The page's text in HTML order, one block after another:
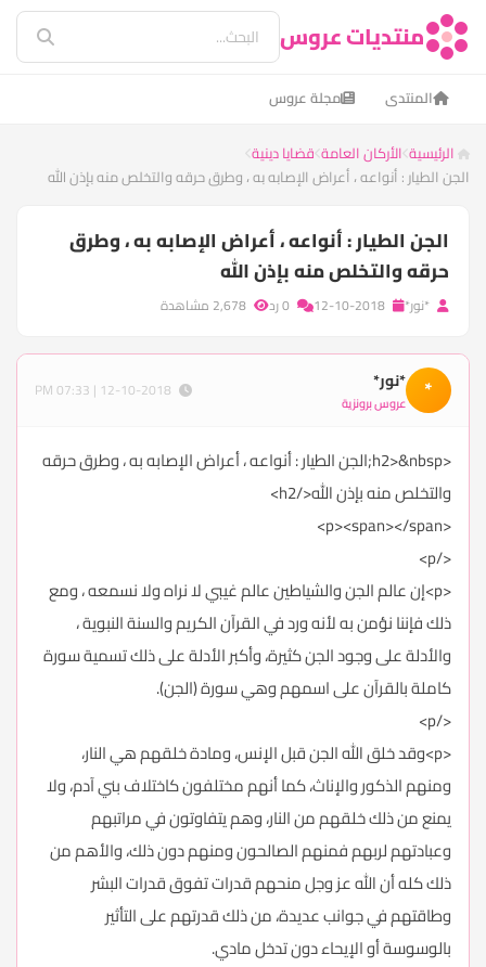
منتديات عروس
المنتدى مجلة عروس
الرئيسية الأركان العامة قضايا دينية
​الجن الطيار : أنواعه ، أعراض الإصابه به ، وطرق حرقه والتخلص منه بإذن الله
​الجن الطيار : أنواعه ، أعراض الإصابه به ، وطرق
حرقه والتخلص منه بإذن الله
*نور*
* *نور*
عروس برونزية
<h2>&nbsp;الجن الطيار : أنواعه ، أعراض الإصابه به ، وطرق حرقه
والتخلص منه بإذن الله</h2>
<p><span></span>
</p>
<p>إن عالم الجن والشياطين عالم غيبي لا نراه ولا نسمعه ، ومع
ذلك فإننا نؤمن به لأنه ورد في القرآن الكريم والسنة النبوية ،
والأدلة على وجود الجن كثيرة، وأكبر الأدلة على ذلك تسمية سورة
كاملة بالقرآن على اسمهم وهي سورة (الجن).
</p>
<p>وقد خلق الله الجن قبل الإنس، ومادة خلقهم هي النار،
ومنهم الذكور والإناث، كما أنهم مختلفون كاختلاف بني آدم، ولا
يمنع من ذلك خلقهم من النار، وهم يتفاوتون في مراتبهم
وعبادتهم لربهم فمنهم الصالحون ومنهم دون ذلك، والأهم من
ذلك كله أن الله عز وجل منحهم قدرات تفوق قدرات البشر
وطاقتهم في جوانب عديدة، من ذلك قدرتهم على التأثير
بالوسوسة أو الإيحاء دون تدخل مادي.